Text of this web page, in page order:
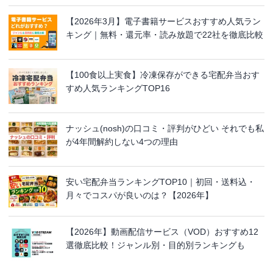
【2026年3月】電子書籍サービスおすすめ人気ラン
キング｜無料・還元率・読み放題で22社を徹底比較
【100食以上実食】冷凍保存ができる宅配弁当おす
すめ人気ランキングTOP16
ナッシュ(nosh)の口コミ・評判がひどい それでも私
が4年間解約しない4つの理由
安い宅配弁当ランキングTOP10｜初回・送料込・
月々でコスパが良いのは？【2026年】
【2026年】動画配信サービス（VOD）おすすめ12
選徹底比較！ジャンル別・目的別ランキングも